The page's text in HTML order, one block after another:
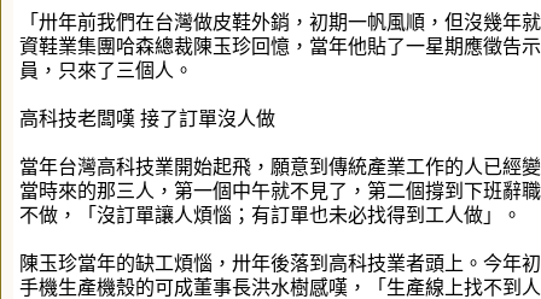
「卅年前我們在台灣做皮鞋外銷，初期一帆風順，但沒幾年
資鞋業集團哈森總裁陳玉珍回憶，當年他貼了一星期應徵告
員，只來了三個人。
高科技老闆嘆 接了訂單沒人做
當年台灣高科技業開始起飛，願意到傳統產業工作的人已經
當時來的那三人，第一個中午就不見了，第二個撐到下班辭
不做，「沒訂單讓人煩惱；有訂單也未必找得到工人做」。
陳玉珍當年的缺工煩惱，卅年後落到高科技業者頭上。今年
手機生產機殼的可成董事長洪水樹感嘆，「生產線上找不到